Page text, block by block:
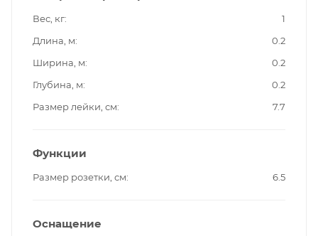
Вес, кг
1
Длина, м
0.2
Ширина, м
0.2
Глубина, м
0.2
Размер лейки, см
7.7
Функции
Размер розетки, см 6.5
Оснащение